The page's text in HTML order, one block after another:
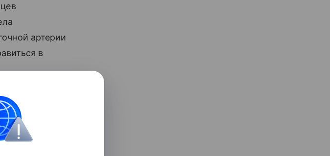
артерии
в
остался
знаком со
на «до» и
которых он